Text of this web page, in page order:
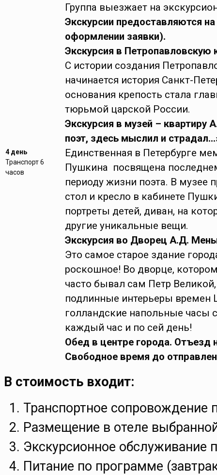
4 день
Транспорт 6
часов
Группа выезжает на
Экскурсии предоставляются
оформлении заявки).
Экскурсия в Петропавловскую
С истории создания
начинается история Санкт-
основания крепость стала
тюрьмой царской России.
Экскурсия в музей – квартиру
поэт, здесь мыслил и
Единственная в Петербурге
Пушкина посвящена
периоду жизни поэта. В музее
стол и кресло в кабинете
портреты детей, диван, на
другие уникальные вещи.
Экскурсия во Дворец А.Д.
Это самое старое здание
роскошное! Во дворце,
часто бывал сам Петр
подлинные интерьеры времен
голландские напольные часы
каждый час и по сей день!
Обед в центре города. Отъезд
Свободное время до
В стоимость входит:
Транспортное сопровождение
Размещение в отеле
Экскурсионное обслуживание
Питание по программе